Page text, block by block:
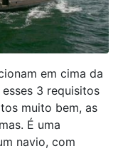
em cima da
3 requisitos
muito bem, as
É uma
navio, com